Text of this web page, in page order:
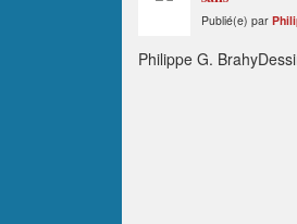
Publié(e) par
Philippe G.